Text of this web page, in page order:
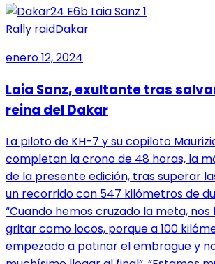
Rally raidDakar
enero 12, 2024
Laia Sanz, exultante tras
reina del Dakar
La piloto de KH-7 y su copiloto
completan la crono de 48 horas, la
de la presente edición, tras superar
un recorrido con 547 kilómetros de
“Cuando hemos cruzado la meta,
gritar como locos, porque a 100
empezado a patinar el embrague y